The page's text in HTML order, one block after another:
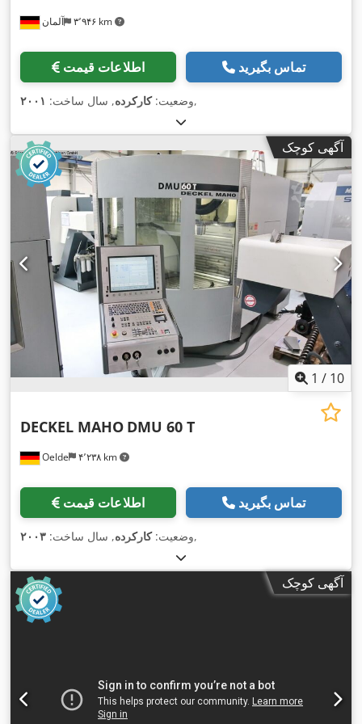
آلمان ۳٬۹۴۶ km
اطلاعات قیمت تماس بگیرید
وضعیت:کارکرده, سال ساخت: ۲۰۰۱ ,
آگهی کوچک
1 / 10
Oelde ۴٬۲۳۸ km
DECKEL MAHO DMU 60 T
اطلاعات قیمت تماس بگیرید
وضعیت:کارکرده, سال ساخت: ۲۰۰۳ ,
آگهی کوچک